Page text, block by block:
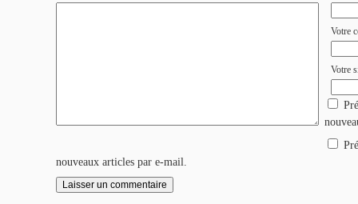
Votre
Votre
nouveaux articles par e-mail.